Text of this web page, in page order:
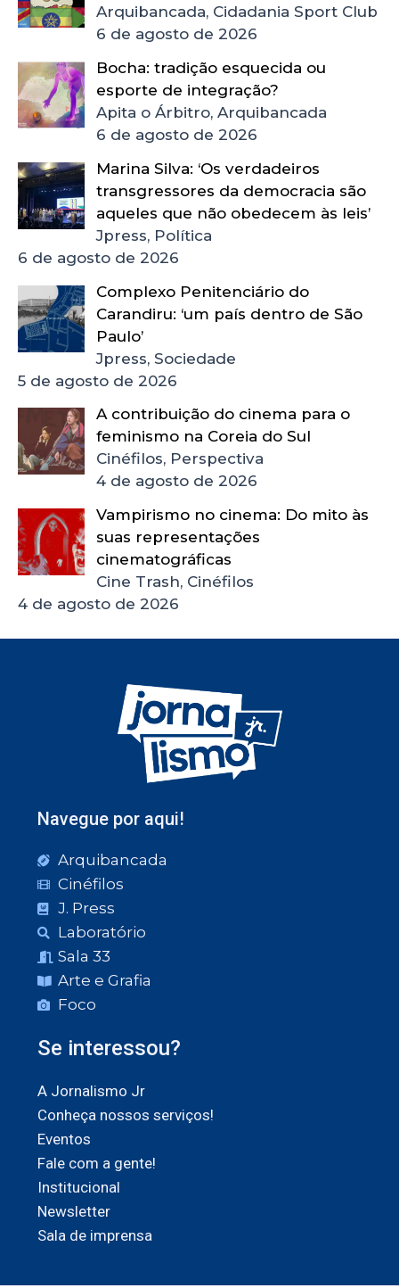
Arquibancada, Cidadania Sport Club
6 de agosto de 2026
Bocha: tradição esquecida ou
esporte de integração?
Apita o Árbitro, Arquibancada
6 de agosto de 2026
Marina Silva: ‘Os verdadeiros
transgressores da democracia são
aqueles que não obedecem às leis’
Jpress, Política
6 de agosto de 2026
Complexo Penitenciário do
Carandiru: ‘um país dentro de São
Paulo’
Jpress, Sociedade
5 de agosto de 2026
A contribuição do cinema para o
feminismo na Coreia do Sul
Cinéfilos, Perspectiva
4 de agosto de 2026
Vampirismo no cinema: Do mito às
suas representações
cinematográficas
Cine Trash, Cinéfilos
4 de agosto de 2026
Navegue por aqui!
Arquibancada
Cinéfilos
J. Press
Laboratório
Sala 33
Arte e Grafia
Foco
Se interessou?
A Jornalismo Jr
Conheça nossos serviços!
Eventos
Fale com a gente!
Institucional
Newsletter
Sala de imprensa